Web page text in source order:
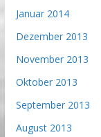
Januar 2014
Dezember 2013
November 2013
Oktober 2013
September 2013
August 2013